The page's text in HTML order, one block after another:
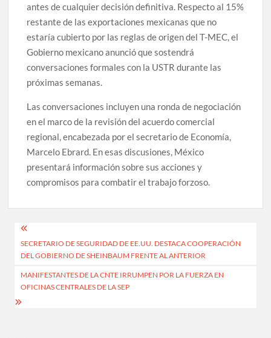
antes de cualquier decisión definitiva. Respecto al 15%
restante de las exportaciones mexicanas que no
estaría cubierto por las reglas de origen del T-MEC, el
Gobierno mexicano anunció que sostendrá
conversaciones formales con la USTR durante las
próximas semanas.
Las conversaciones incluyen una ronda de negociación
en el marco de la revisión del acuerdo comercial
regional, encabezada por el secretario de Economía,
Marcelo Ebrard. En esas discusiones, México
presentará información sobre sus acciones y
compromisos para combatir el trabajo forzoso.
Navegación
de
entradas
SECRETARIO DE SEGURIDAD DE EE.UU. DESTACA COOPERACIÓN
DEL GOBIERNO DE SHEINBAUM FRENTE AL ANTERIOR
MANIFESTANTES DE LA CNTE IRRUMPEN POR LA FUERZA EN
OFICINAS CENTRALES DE LA SEP